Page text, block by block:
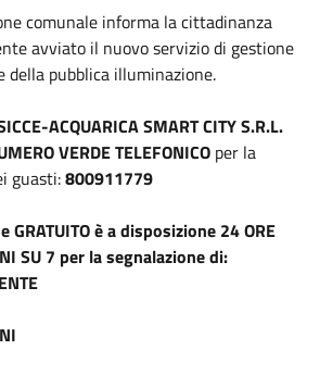
comunale informa la cittadinanza
avviato il nuovo servizio di gestione
della pubblica illuminazione.
ACQUARICA SMART CITY S.R.L.
VERDE TELEFONICO per la
guasti:800911779
GRATUITO è a disposizione 24 ORE
SU 7 per la segnalazione di: